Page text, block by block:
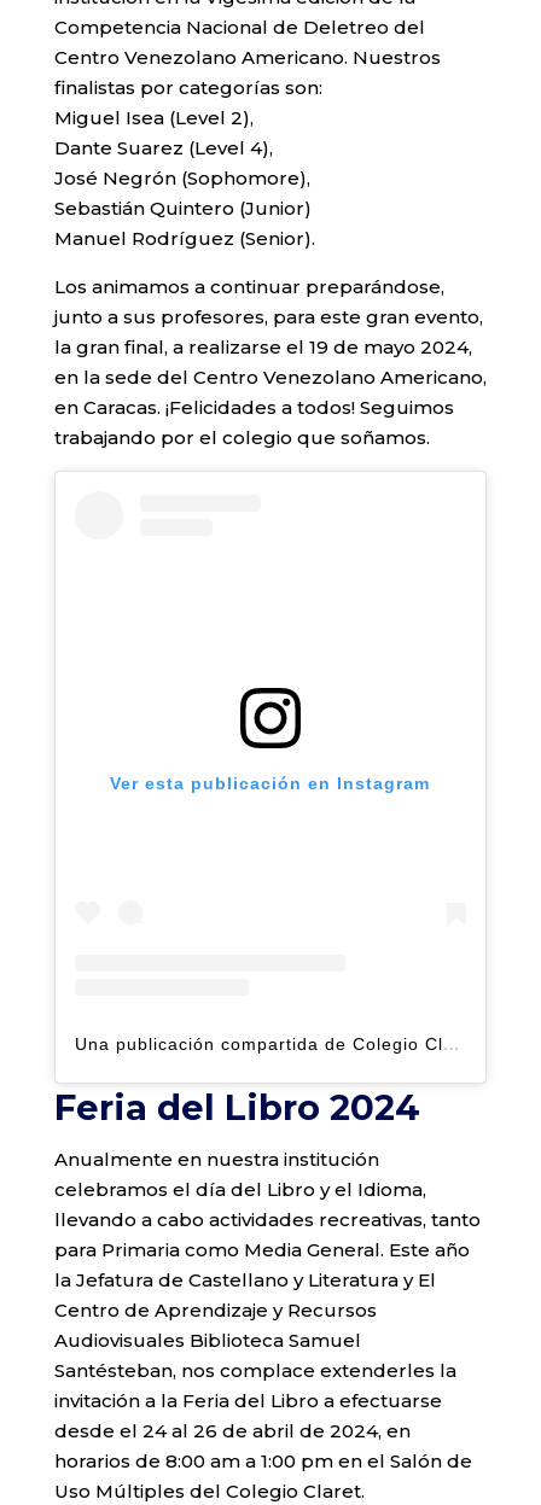
Competencia Nacional de Deletreo del
Centro Venezolano Americano. Nuestros
finalistas por categorías son:
Miguel Isea (Level 2),
Dante Suarez (Level 4),
José Negrón (Sophomore),
Sebastián Quintero (Junior)
Manuel Rodríguez (Senior).
Los animamos a continuar preparándose,
junto a sus profesores, para este gran evento,
la gran final, a realizarse el 19 de mayo 2024,
en la sede del Centro Venezolano Americano,
en Caracas. ¡Felicidades a todos! Seguimos
trabajando por el colegio que soñamos.
Ver esta publicación en Instagram
Una publicación compartida de Colegio Claret | Alto Hatillo (@clarethatillo)
Feria del Libro 2024
Anualmente en nuestra institución
celebramos el día del Libro y el Idioma,
llevando a cabo actividades recreativas, tanto
para Primaria como Media General. Este año
la Jefatura de Castellano y Literatura y El
Centro de Aprendizaje y Recursos
Audiovisuales Biblioteca Samuel
Santésteban, nos complace extenderles la
invitación a la Feria del Libro a efectuarse
desde el 24 al 26 de abril de 2024, en
horarios de 8:00 am a 1:00 pm en el Salón de
Uso Múltiples del Colegio Claret.